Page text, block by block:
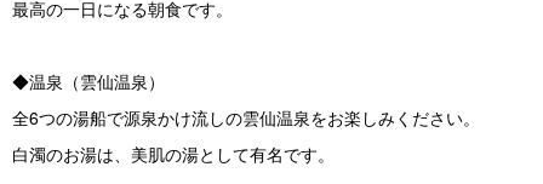
最高の一日になる朝食です。
◆温泉（雲仙温泉）
全6つの湯船で源泉かけ流しの雲仙温泉をお楽しみください。
白濁のお湯は、美肌の湯として有名です。